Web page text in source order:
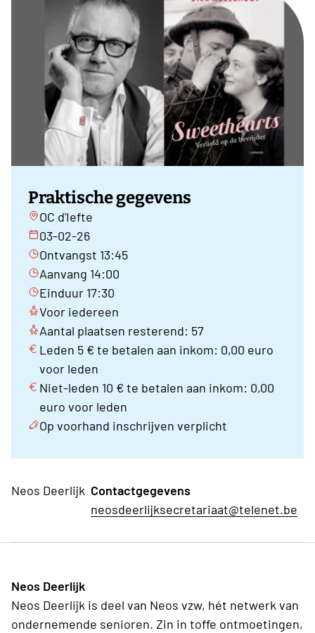
Praktische gegevens
OC d'Iefte
03-02-26
Ontvangst 13:45
Aanvang 14:00
Einduur 17:30
Voor iedereen
Aantal plaatsen resterend: 57
Leden 5 € te betalen aan inkom: 0,00 euro
voor leden
Niet-leden 10 € te betalen aan inkom: 0,00
euro voor leden
Op voorhand inschrijven verplicht
Neos Deerlijk Contactgegevens
neosdeerlijksecretariaat@telenet.be
Neos Deerlijk
Neos Deerlijk is deel van Neos vzw, hét netwerk van
ondernemende senioren. Zin in toffe ontmoetingen,